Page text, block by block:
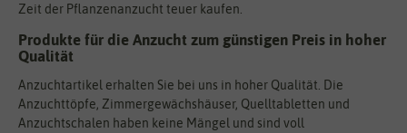
Zeit der Pflanzenanzucht teuer kaufen.
Produkte für die Anzucht zum günstigen Preis in hoher
Qualität
Anzuchtartikel erhalten Sie bei uns in hoher Qualität. Die
Anzuchttöpfe, Zimmergewächshäuser, Quelltabletten und
Anzuchtschalen haben keine Mängel und sind voll